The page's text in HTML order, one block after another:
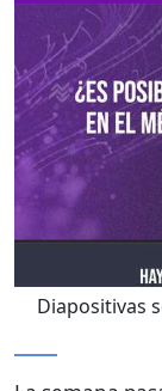
Diapositivas